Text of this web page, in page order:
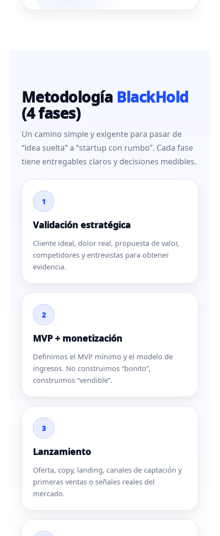
Metodología BlackHold
(4 fases)
Un camino simple y exigente para pasar de
“idea suelta” a “startup con rumbo”. Cada fase
tiene entregables claros y decisiones medibles.
1
Validación estratégica
Cliente ideal, dolor real, propuesta de valor,
competidores y entrevistas para obtener
evidencia.
2
MVP + monetización
Definimos el MVP mínimo y el modelo de
ingresos. No construimos “bonito”,
construimos “vendible”.
3
Lanzamiento
Oferta, copy, landing, canales de captación y
primeras ventas o señales reales del
mercado.